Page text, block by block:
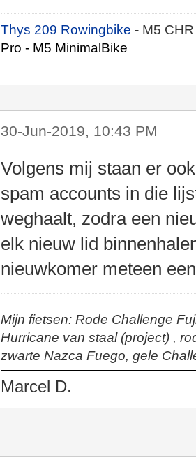
Thys 209 Rowingbike- M5
Pro - M5 MinimalBike
30-Jun-2019, 10:43 PM
Volgens mij staan er
spam accounts in die
weghaalt, zodra een
elk nieuw lid
nieuwkomer meteen
Mijn fietsen: Rode Challenge
Hurricane van staal (project) ,
zwarte Nazca Fuego, gele
Marcel D.